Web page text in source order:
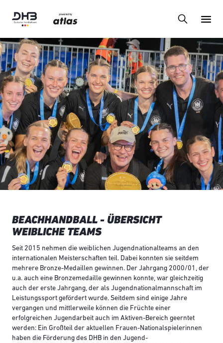
BEACHHANDBALL - ÜBERSICHT
WEIBLICHE TEAMS
Seit 2015 nehmen die weiblichen Jugendnationalteams an den
internationalen Meisterschaften teil. Dabei konnten sie seitdem
mehrere Bronze-Medaillen gewinnen. Der Jahrgang 2000/01, der
u.a. auch eine Bronzemedaille gewinnen konnte, war gleichzeitig
auch der erste Jahrgang, der als Jugendnationalmannschaft im
Leistungssport gefördert wurde. Seitdem sind einige Jahre
vergangen und mittlerweile können die Früchte einer
erfolgreichen Jugendarbeit auch im Aktiven-Bereich geerntet
werden: Ein Großteil der aktuellen Frauen-Nationalspielerinnen
haben die Förderung des DHB in den Jugend-